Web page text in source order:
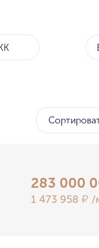
283 000
1 473 958 ₽ /